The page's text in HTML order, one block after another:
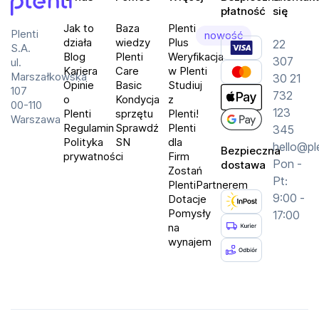
Automatyczne czyszczenie układu mlecznego
System autoMilk Clean automatycznie czyści moduł
spieniania mleka po każdym użyciu, eliminując
konieczność codziennego mycia.
Doskonałe mielenie i pełniejszy aromat
Młynek ceramDrive mieli ziarna kawy równomiernie,
co pozwala na pełne uwolnienie wszystkich
aromatów podczas procesu parzenia.
Funkcja zeroEnergy Auto-off automatycznie
odłącza ekspres od prądu, zapewniając maksymalną
Specyfikacja:
Plenti
S.A.
ul.
Marszałkowska
107
00-110
Warszawa
Jak to
działa
Blog
Kariera
Opinie
o
Plenti
Regulamin
Polityka
prywatności
Baza
wiedzy
Plenti
Care
Basic
Kondycja
sprzętu
Sprawdź
SN
Plenti
Plus
nowość
Weryfikacja
w Plenti
Studiuj
z
Plenti!
Plenti
dla
Firm
Zostań
PlentiPartnerem
Dotacje
Pomysły
na
wynajem
płatność
Bezpieczna
dostawa
się
22
307
30 21
732
123
345
Pon -
Pt:
9:00 -
17:00